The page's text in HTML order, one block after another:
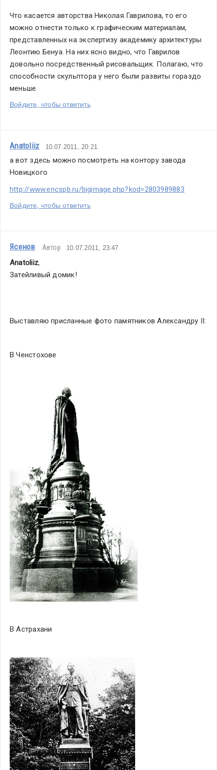
Что касается авторства Николая Гаврилова, то его
можно отнести только к графическим материалам,
представленных на экспертизу академику архитектуры
Леонтию Бенуа. На них ясно видно, что Гаврилов
довольно посредственный рисовальщик. Полагаю, что
способности скульптора у него были развиты гораздо
меньше.
Войдите, чтобы ответить
Anatoliiz 10.07.2011, 20:21
а вот здесь можно посмотреть на контору завода
Новицкого
http://www.encspb.ru/bigimage.php?kod=2803989883
Войдите, чтобы ответить
Ясенов Автор 10.07.2011, 23:47
Anatoliiz,
Затейливый домик!
Выставляю присланные фото памятников Александру II:
В Ченстохове
В Астрахани